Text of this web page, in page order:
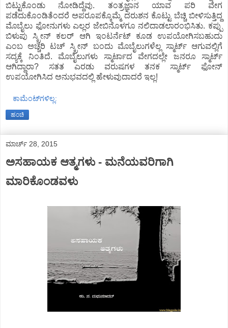
ಬಿಟ್ಟುಕೊಂಡು ನೋಡಿದ್ದೆವು. ತಂತ್ರಜ್ಞಾನ ಯಾವ ಪರಿ ವೇಗ
ಪಡೆದುಕೊಂಡಿತೆಂದರೆ ಅಪರೂಪಕ್ಕೊಮ್ಮೆ ದರುಶನ ಕೊಟ್ಟು ಬೆಚ್ಚಿ ಬೀಳಿಸುತ್ತಿದ್ದ
ಮೊಬೈಲು ಫೋನುಗಳು ಎಲ್ಲರ ಜೇಬಿನೊಳಗೂ ನಲಿದಾಡಲಾರಂಭಿಸಿತು. ಕಪ್ಪು
ಬಿಳುಪು ಸ್ಕ್ರೀನ್ ಕಲರ್ ಆಗಿ ಇಂಟರ್ನೆಟ್ ಕೂಡ ಉಪಯೋಗಿಸಬಹುದು
ಎಂಬ ಅಚ್ಚರಿ ಟಚ್ ಸ್ಕ್ರೀನ್ ಬಂದು ಮೊಬೈಲುಗಳೆಲ್ಲ ಸ್ಮಾರ್ಟ್ ಆಗುವಲ್ಲಿಗೆ
ಸದ್ಯಕ್ಕೆ ನಿಂತಿದೆ. ಮೊಬೈಲುಗಳು ಸ್ಮಾರ್ಟಾದ ವೇಗದಲ್ಲೇ ಜನರೂ ಸ್ಮಾರ್ಟ್
ಆಗಿದ್ದಾರಾ? ಸತತ ಎರಡು ವರುಷಗಳ ತನಕ ಸ್ಮಾರ್ಟ್ ಫೋನ್
ಉಪಯೋಗಿಸಿದ ಅನುಭವದಲ್ಲಿ ಹೇಳುವುದಾದರೆ ಇಲ್ಲ!
ಕಾಮೆಂಟ್‌ಗಳಿಲ್ಲ:
ಹಂಚಿ
ಮಾರ್ಚ್ 28, 2015
ಅಸಹಾಯಕ ಆತ್ಮಗಳು - ಮನೆಯವರಿಗಾಗಿ
ಮಾರಿಕೊಂಡವಳು